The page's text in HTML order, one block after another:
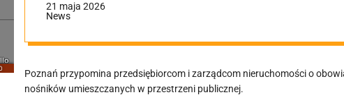
21 maja 2026
News
Poznań przypomina przedsiębiorcom i zarządcom nieruchomości o
nośników umieszczanych w przestrzeni publicznej.